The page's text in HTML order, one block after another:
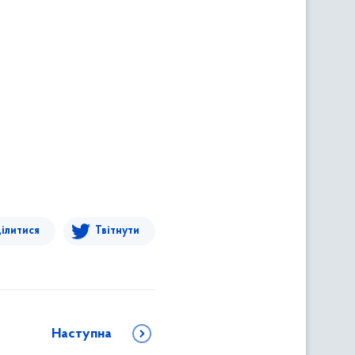
Твітнути
Наступна